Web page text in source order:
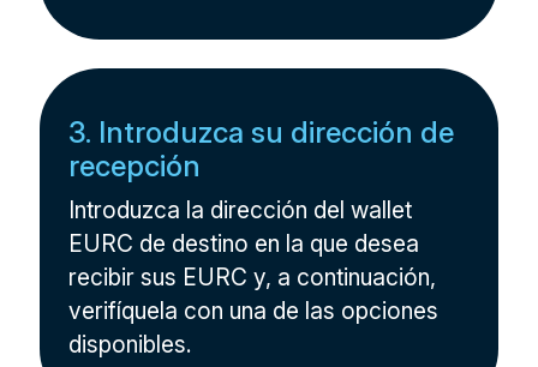
3. Introduzca su dirección de
recepción
Introduzca la dirección del wallet
EURC de destino en la que desea
recibir sus EURC y, a continuación,
verifíquela con una de las opciones
disponibles.